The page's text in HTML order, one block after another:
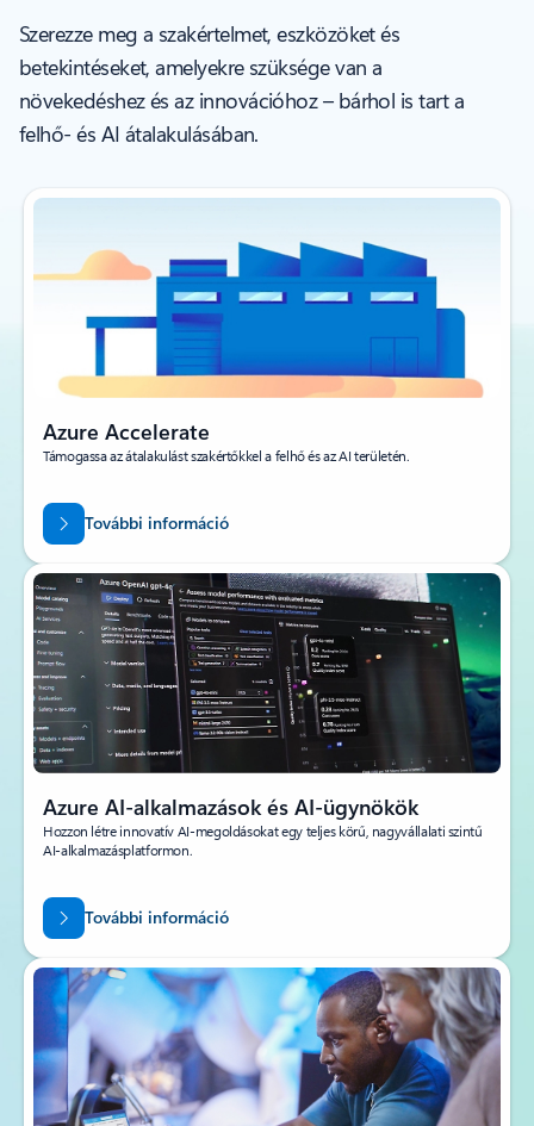
Szerezze meg a szakértelmet, eszközöket és
betekintéseket, amelyekre szüksége van a
növekedéshez és az innovációhoz – bárhol is tart a
felhő- és AI átalakulásában.
Azure Accelerate
Támogassa az átalakulást szakértőkkel a felhő és az AI területén.
További információ
Azure AI-alkalmazások és AI-ügynökök
Hozzon létre innovatív AI-megoldásokat egy teljes körű, nagyvállalati szintű
AI-alkalmazásplatformon.
További információ